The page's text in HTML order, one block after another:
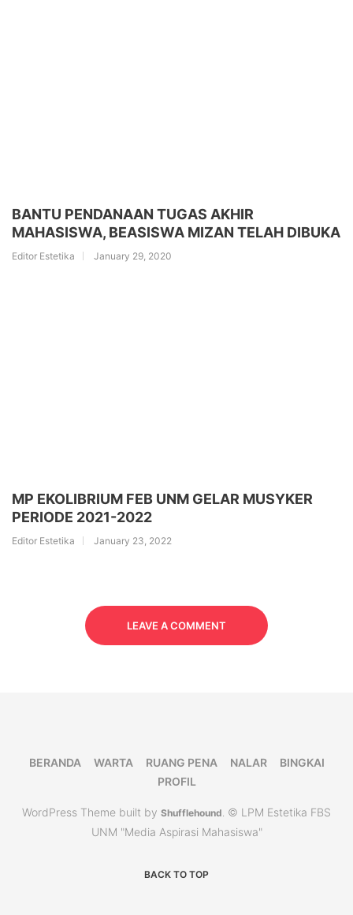
BANTU PENDANAAN TUGAS AKHIR
MAHASISWA, BEASISWA MIZAN TELAH DIBUKA
Editor Estetika January 29, 2020
MP EKOLIBRIUM FEB UNM GELAR MUSYKER
PERIODE 2021-2022
Editor Estetika January 23, 2022
LEAVE A COMMENT
BERANDA WARTA RUANG PENA NALAR
BINGKAI
PROFIL
WordPress Theme built by Shufflehound © LPM Estetika FBS
UNM "Media Aspirasi Mahasiswa"
BACK TO TOP